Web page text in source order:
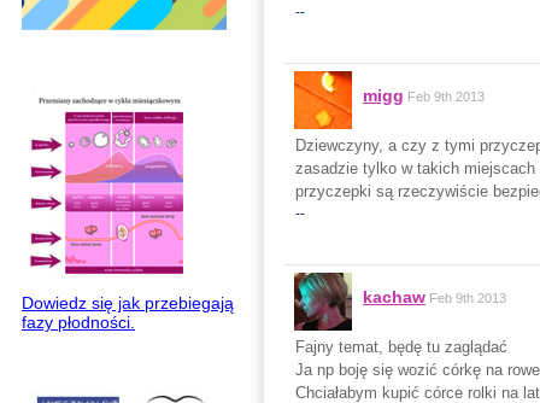
Dowiedz się jak przebiegają
fazy płodności.
--
migg Feb 9th 2013
Dziewczyny, a czy z tymi
zasadzie tylko w takich
przyczepki są rzeczywiście
--
kachaw Feb 9th 2013
Fajny temat, będę tu zaglądać
Ja np boję się wozić córkę na
Chciałabym kupić córce rolki na